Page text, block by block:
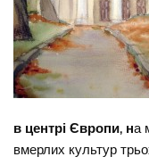
в центрі Європи, на
вмерлих культур